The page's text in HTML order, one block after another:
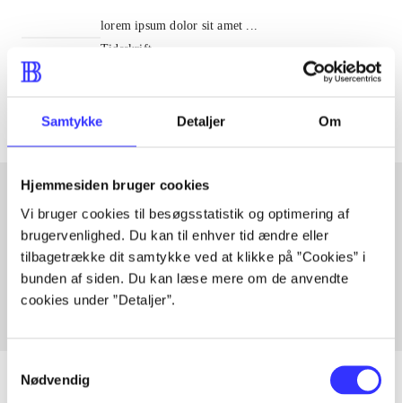
Samtykke Detaljer Om
Hjemmesiden bruger cookies
Vi bruger cookies til besøgsstatistik og optimering af
brugervenlighed. Du kan til enhver tid ændre eller
tilbagetrække dit samtykke ved at klikke på ”Cookies” i
bunden af siden. Du kan læse mere om de anvendte
cookies under ”Detaljer”.
Nødvendig
lorem ipsum dolor sit amet ...
Tidsskrift
Artiklerne i
Artikler med samme emner
Fra